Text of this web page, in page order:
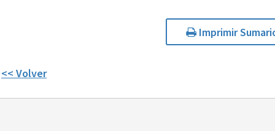
Imprimir
<< Volver